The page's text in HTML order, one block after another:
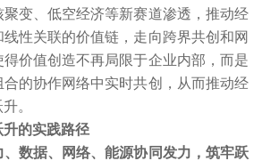
变、低空经济等新赛道渗透，推动经
性关联的价值链，走向跨界共创和网
价值创造不再局限于企业内部，而是
的协作网络中实时共创，从而推动经
。
的实践路径
数据、网络、能源协同发力，筑牢跃